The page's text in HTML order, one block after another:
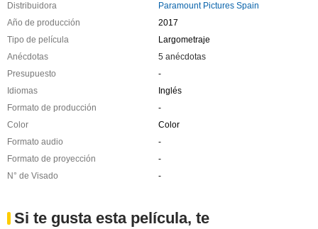
Distribuidora
Paramount Pictures Spain
Año de producción
2017
Tipo de película
Largometraje
Anécdotas
5 anécdotas
Presupuesto
-
Idiomas
Inglés
Formato de producción
-
Color
Color
Formato audio
-
Formato de proyección
-
N° de Visado
-
Si te gusta esta película, te